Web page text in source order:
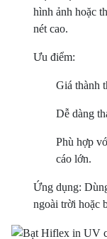
hình ảnh hoặc
nét cao.
Ưu điểm:
Giá thành
Dễ dàng
Phù hợp
cáo lớn.
Ứng dụng:
ngoài trời hoặc